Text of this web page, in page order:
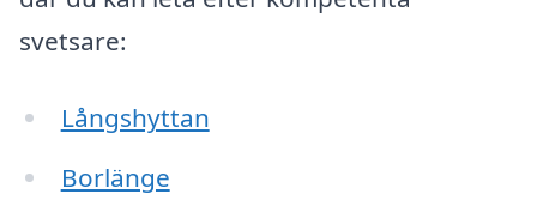
svetsare:
Långshyttan
Borlänge